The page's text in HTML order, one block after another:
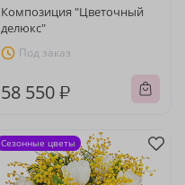
Композиция "Цветочный
делюкс"
Под заказ
58 550 ₽
Сезонные цветы